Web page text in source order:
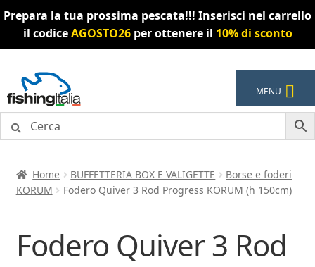
Prepara la tua prossima pescata!!! Inserisci nel carrello
il codiceAGOSTO26per ottenere il 10% di sconto
alla
navigazione
al
contenuto
MENU
Home BUFFETTERIA BOX E VALIGETTE
Borse e foderi
KORUM
Fodero Quiver 3 Rod Progress KORUM (h 150cm)
Fodero Quiver 3 Rod